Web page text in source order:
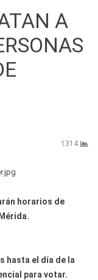
A
1314
horarios de
hasta el día de la
para votar.